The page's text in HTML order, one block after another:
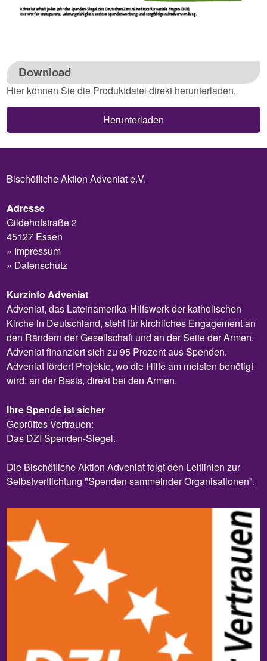
Download
Hier können Sie die Produktdatei direkt herunterladen.
Herunterladen
Bischöfliche Aktion Adveniat e.V.
Adresse
Gildehofstraße 2
45127 Essen
Impressum
Datenschutz
Kurzinfo Adveniat
Adveniat, das Lateinamerika-Hilfswerk der katholischen
Kirche in Deutschland, steht für kirchliches Engagement an
den Rändern der Gesellschaft und an der Seite der Armen.
Adveniat finanziert sich zu 95 Prozent aus Spenden.
Adveniat fördert Projekte, wo die Hilfe am meisten benötigt
wird: an der Basis, direkt bei den Armen.
Ihre Spende ist sicher
Geprüftes Vertrauen:
Das DZI Spenden-Siegel.
Die Bischöfliche Aktion Adveniat folgt den Leitlinien zur
Selbstverflichtung "Spenden sammelnder Organisationen".